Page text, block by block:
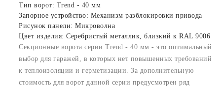
Тип ворот: Trend - 40 мм
Запорное устройство: Механизм разблокировки привода
Рисунок панели: Микроволна
Цвет изделия: Серебристый металлик, близкий к RAL 9006
Секционные ворота серии Trend - 40 мм - это оптимальный
выбор для гаражей, в которых нет повышенных требований
к теплоизоляции и герметизации. За дополнительную
стоимость для ворот данной серии предусмотрен ряд